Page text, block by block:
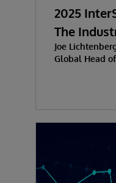
2025
The
Joe
Global Head